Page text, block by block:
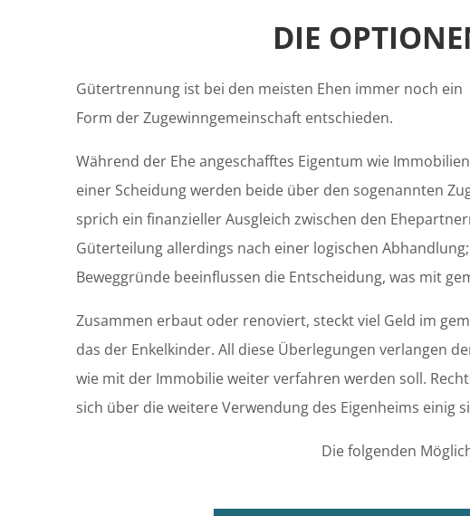
DIE
Gütertrennung ist bei den meisten Ehen immer noch
Form der Zugewinngemeinschaft entschieden.
Während der Ehe angeschafftes Eigentum wie
einer Scheidung werden beide über den sogenannten
sprich ein finanzieller Ausgleich zwischen den
Güterteilung allerdings nach einer logischen
Beweggründe beeinflussen die Entscheidung, was mit
Zusammen erbaut oder renoviert, steckt viel Geld im
das der Enkelkinder. All diese Überlegungen verlangen
wie mit der Immobilie weiter verfahren werden soll.
sich über die weitere Verwendung des Eigenheims einig
Die folgenden